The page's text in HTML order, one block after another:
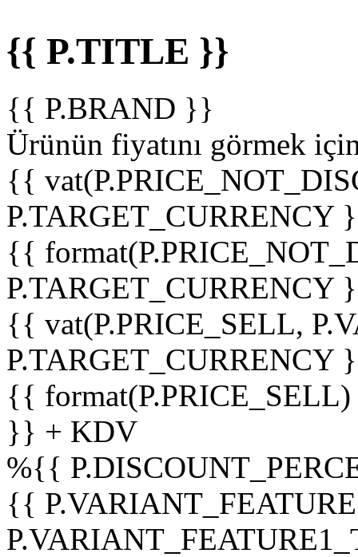
{{ P.TITLE }}
{{ P.BRAND }}
Ürünün fiyatını görmek
{{
P.TARGET_CURRENCY
{{
P.TARGET_CURRENCY
{{ vat(P.PRICE_SELL,
P.TARGET_CURRENCY
{{
}} + KDV
%{{
{{